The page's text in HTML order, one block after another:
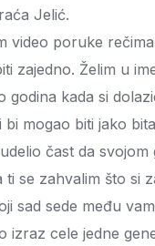
Jelić.
video poruke
zajedno. Želim u
kada si
mogao biti jako
čast da
se zahvalim što si
sad sede među
izraz cele jedne